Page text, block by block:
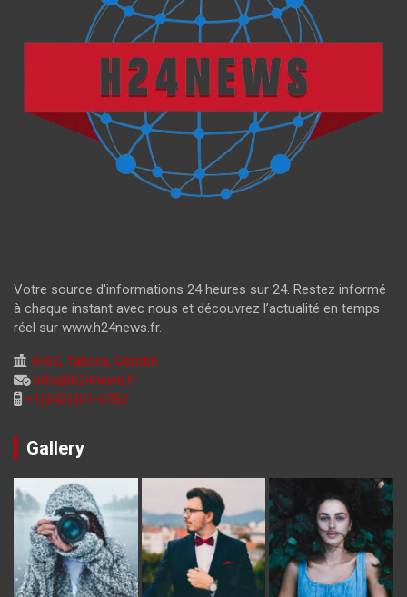
Votre source d'informations 24 heures sur 24. Restez informé
à chaque instant avec nous et découvrez l’actualité en temps
réel sur www.h24news.fr.
4163, Tabora, Gombé
info@h24news.fr
+1(343)301-0762
Gallery